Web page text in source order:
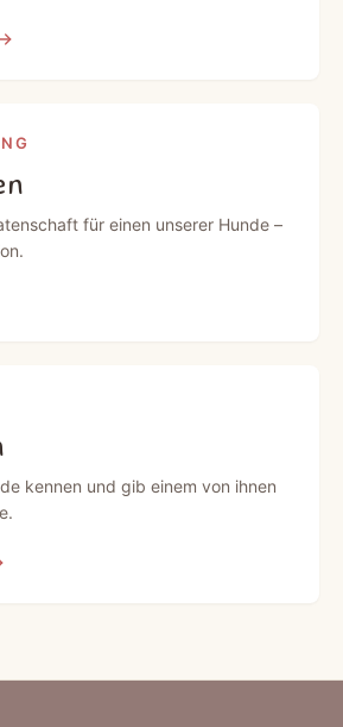
für einen unserer Hunde –
kennen und gib einem von ihnen